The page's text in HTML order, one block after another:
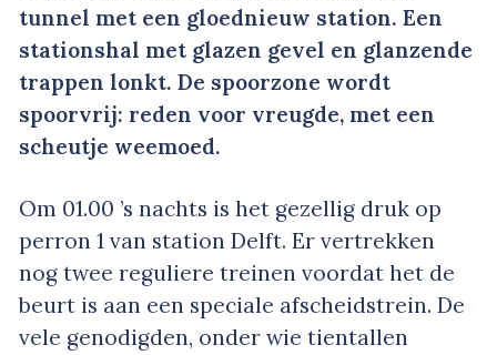
tunnel met een gloednieuw station. Een
stationshal met glazen gevel en glanzende
trappen lonkt. De spoorzone wordt
spoorvrij: reden voor vreugde, met een
scheutje weemoed.
Om 01.00 ’s nachts is het gezellig druk op
perron 1 van station Delft. Er vertrekken
nog twee reguliere treinen voordat het de
beurt is aan een speciale afscheidstrein. De
vele genodigden, onder wie tientallen